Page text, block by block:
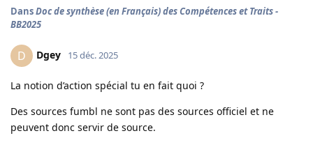
DansDoc de synthèse (en Français) des Compétences et Traits -
BB2025
D Dgey 15 déc. 2025
La notion d’action spécial tu en fait quoi ?
Des sources fumbl ne sont pas des sources officiel et ne
peuvent donc servir de source.